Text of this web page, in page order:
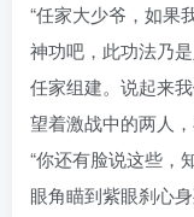
“任家大少爷，如果
神功吧，此功法乃
任家组建。说起来
望着激战中的两人
“你还有脸说这些，
眼角瞄到紫眼刹心